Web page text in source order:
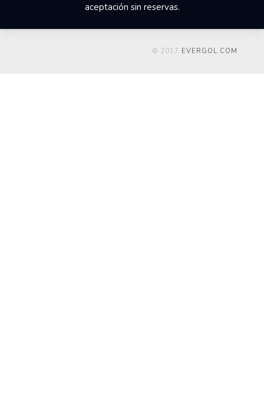
aceptación sin reservas.
© 2017 EVERGOL.COM